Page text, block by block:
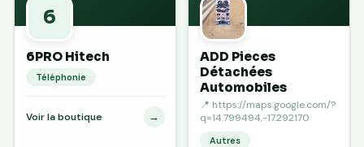
6
6PRO Hitech
Téléphonie
Voir la boutique →
ADD Pieces
Détachées
Automobiles
📍 https://maps.google.com/?
q=14.799494,-17.292170
Autres